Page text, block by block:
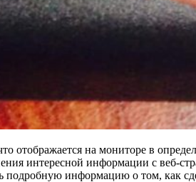
отображается на мониторе в
интересной информации с веб-
подробную информацию о том, как